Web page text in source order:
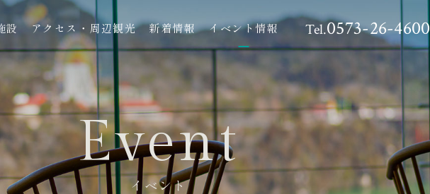
設 アクセス・周辺観光 新着情報 イベント情報 Tel.0573-26-4600
Event
イベント